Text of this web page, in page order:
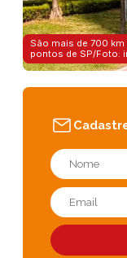
São mais de 700
pontos de SP/Foto: